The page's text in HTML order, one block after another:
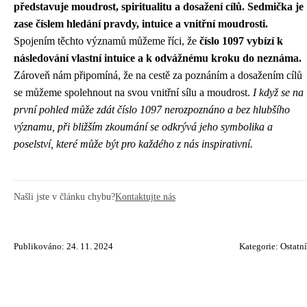
představuje moudrost, spiritualitu a dosažení cílů. Sedmička je
zase číslem hledání pravdy, intuice a vnitřní moudrosti.
Spojením těchto významů můžeme říci, že číslo 1097 vybízí k
následování vlastní intuice a k odvážnému kroku do neznáma.
Zároveň nám připomíná, že na cestě za poznáním a dosažením cílů
se můžeme spolehnout na svou vnitřní sílu a moudrost. I když se na
první pohled může zdát číslo 1097 nerozpoznáno a bez hlubšího
významu, při bližším zkoumání se odkrývá jeho symbolika a
poselství, které může být pro každého z nás inspirativní.
Našli jste v článku chybu?Kontaktujte nás
Publikováno: 24. 11. 2024 Kategorie: Ostatní